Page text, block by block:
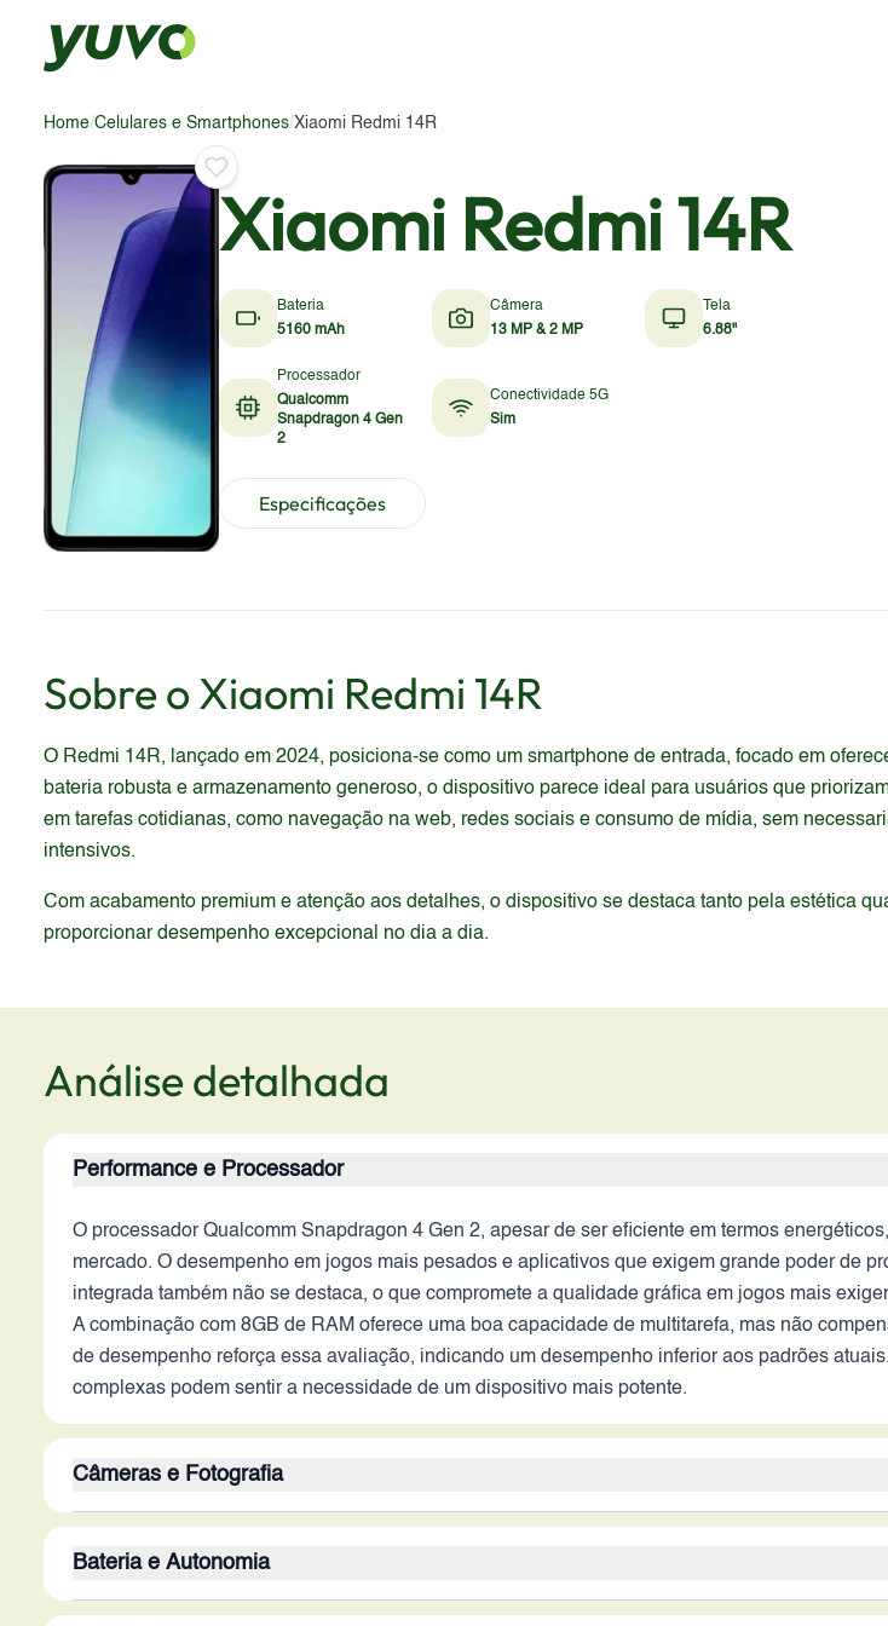
Home/Celulares e Smartphones/Xiaomi Redmi 14R
Xiaomi Redmi 14R
Bateria
5160 mAh
Câmera
13 MP & 2 MP
Tela
6.88"
Processador
Qualcomm
Snapdragon 4 Gen
2
Conectividade 5G
Sim
Especificações
Sobre o Xiaomi Redmi 14R
O Redmi 14R, lançado em 2024, posiciona-se como um smartphone de entrada, focado em
bateria robusta e armazenamento generoso, o dispositivo parece ideal para usuários que
em tarefas cotidianas, como navegação na web, redes sociais e consumo de mídia, sem
intensivos.
Com acabamento premium e atenção aos detalhes, o dispositivo se destaca tanto pela estética
proporcionar desempenho excepcional no dia a dia.
Análise detalhada
Performance e Processador
O processador Qualcomm Snapdragon 4 Gen 2, apesar de ser eficiente em termos
mercado. O desempenho em jogos mais pesados e aplicativos que exigem grande poder de
integrada também não se destaca, o que compromete a qualidade gráfica em jogos mais
A combinação com 8GB de RAM oferece uma boa capacidade de multitarefa, mas não
de desempenho reforça essa avaliação, indicando um desempenho inferior aos padrões
complexas podem sentir a necessidade de um dispositivo mais potente.
Câmeras e Fotografia
desempenho em condições de baixa luminosidade, mas é provável que a qualidade das fotos
capacidade de capturar fotos e vídeos nítidos em movimento.
Bateria e Autonomia